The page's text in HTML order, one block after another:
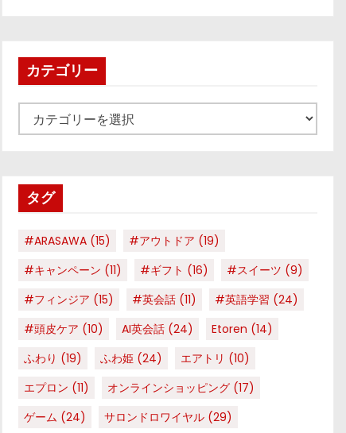
カテゴリー
テ
ータグ
#ARASAWA (15) #アウトドア (19)
#キャンペーン (11) #ギフト (16) #スイーツ (9)
#フィンジア (15) #英会話 (11) #英語学習 (24)
#頭皮ケア (10) AI英会話 (24) Etoren (14)
ふわり (19) ふわ姫 (24) エアトリ (10)
エプロン (11) オンラインショッピング (17)
ゲーム (24) サロンドロワイヤル (29)